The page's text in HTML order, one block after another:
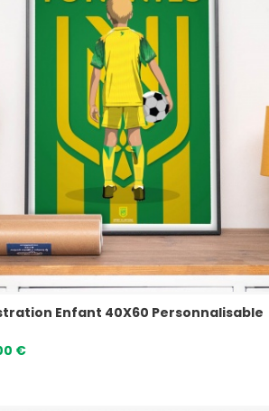
Enfant 40X60 Personnalisable
€